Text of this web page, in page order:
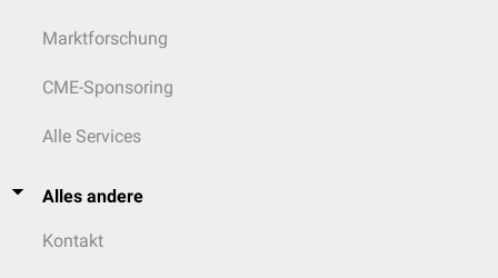
Marktforschung
CME-Sponsoring
Alle Services
Alles andere
Kontakt